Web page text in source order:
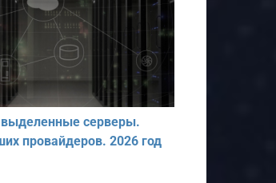
выделенные серверы.
провайдеров. 2026 год